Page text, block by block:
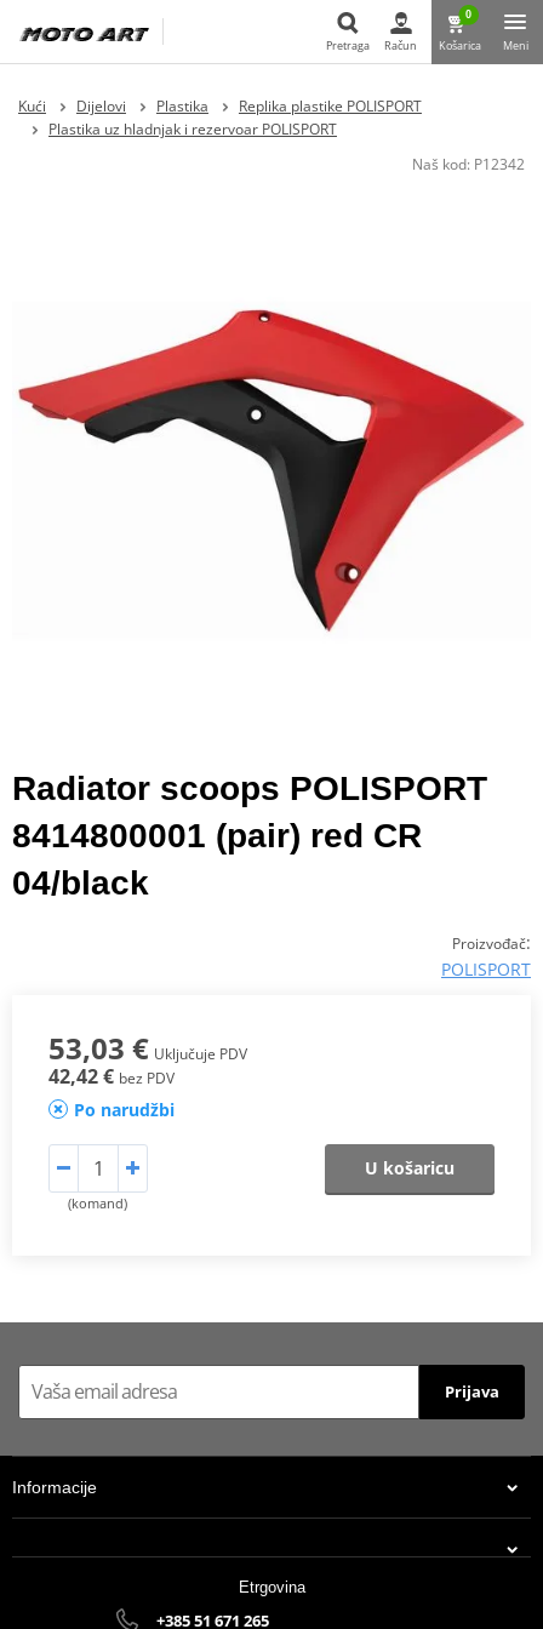
Pretraga Račun
0
Košarica Meni
Kući Dijelovi Plastika
Replika plastike POLISPORT
Plastika uz hladnjak i rezervoar POLISPORT
Naš kod: P12342
Radiator scoops POLISPORT
8414800001 (pair) red CR
04/black
Proizvođač:
POLISPORT
53,03 € Uključuje PDV
42,42 € bez PDV
Po narudžbi
(komand)
U košaricu
Prijava
Informacije
Etrgovina
+385 51 671 265